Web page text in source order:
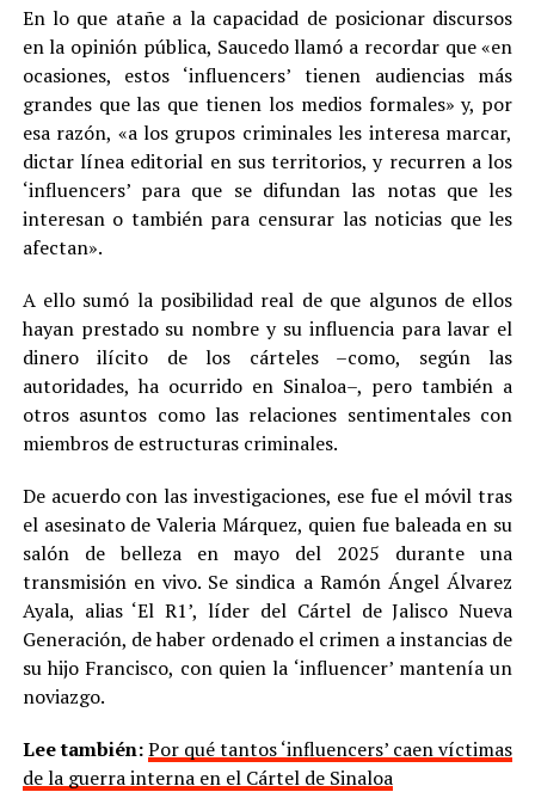
En lo que atañe a la capacidad de posicionar discursos
en la opinión pública, Saucedo llamó a recordar que «en
ocasiones, estos ‘influencers’ tienen audiencias más
grandes que las que tienen los medios formales» y, por
esa razón, «a los grupos criminales les interesa marcar,
dictar línea editorial en sus territorios, y recurren a los
‘influencers’ para que se difundan las notas que les
interesan o también para censurar las noticias que les
afectan».
A ello sumó la posibilidad real de que algunos de ellos
hayan prestado su nombre y su influencia para lavar el
dinero ilícito de los cárteles –como, según las
autoridades, ha ocurrido en Sinaloa–, pero también a
otros asuntos como las relaciones sentimentales con
miembros de estructuras criminales.
De acuerdo con las investigaciones, ese fue el móvil tras
el asesinato de Valeria Márquez, quien fue baleada en su
salón de belleza en mayo del 2025 durante una
transmisión en vivo. Se sindica a Ramón Ángel Álvarez
Ayala, alias ‘El R1’, líder del Cártel de Jalisco Nueva
Generación, de haber ordenado el crimen a instancias de
su hijo Francisco, con quien la ‘influencer’ mantenía un
noviazgo.
Lee también:Por qué tantos ‘influencers’ caen víctimas
de la guerra interna en el Cártel de Sinaloa